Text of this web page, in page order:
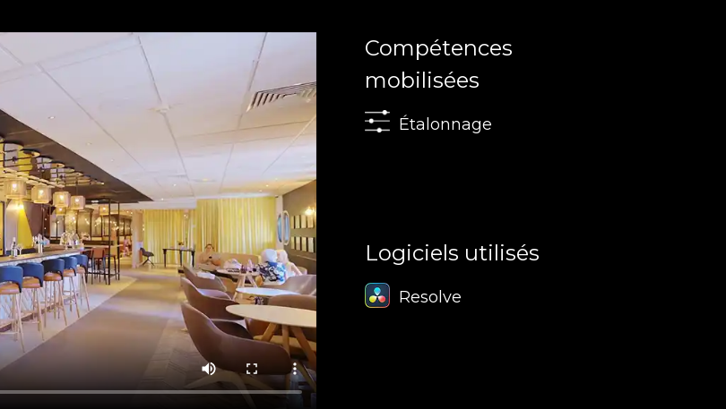
Compétences
mobilisées
Étalonnage
Logiciels utilisés
Resolve